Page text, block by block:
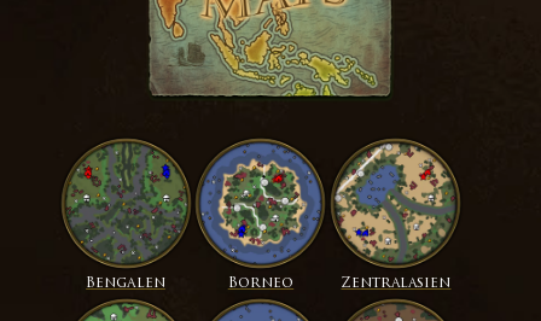
Bengalen Borneo Zentralasien